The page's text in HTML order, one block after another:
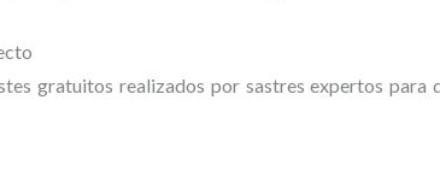
gratuitos realizados por sastres expertos